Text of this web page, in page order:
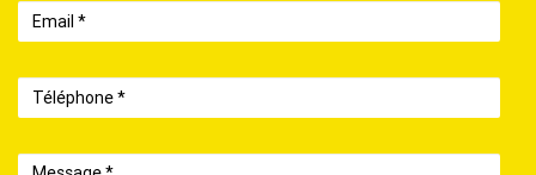
Email
Téléphone
Message